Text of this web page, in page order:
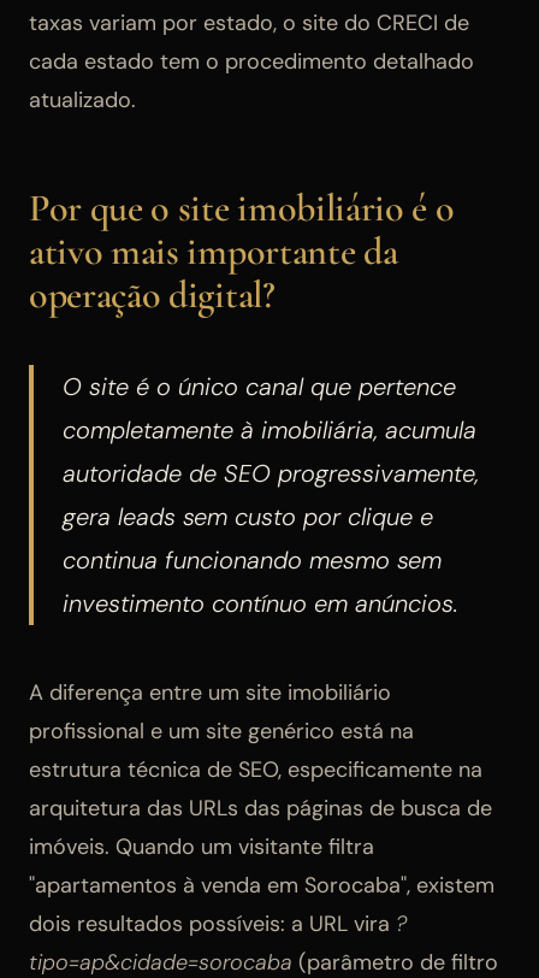
taxas variam por estado, o site do CRECI de
cada estado tem o procedimento detalhado
atualizado.
Por que o site imobiliário é o
ativo mais importante da
operação digital?
O site é o único canal que pertence
completamente à imobiliária, acumula
autoridade de SEO progressivamente,
gera leads sem custo por clique e
continua funcionando mesmo sem
investimento contínuo em anúncios.
A diferença entre um site imobiliário
profissional e um site genérico está na
estrutura técnica de SEO, especificamente na
arquitetura das URLs das páginas de busca de
imóveis. Quando um visitante filtra
"apartamentos à venda em Sorocaba", existem
dois resultados possíveis: a URL vira ?
tipo=ap&cidade=sorocaba (parâmetro de filtro